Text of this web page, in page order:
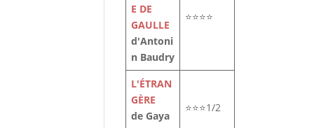
E DE
GAULLE
d'Antoni
n Baudry
⭐⭐⭐⭐
L'ÉTRAN
GÈRE
de Gaya
⭐⭐⭐1/2